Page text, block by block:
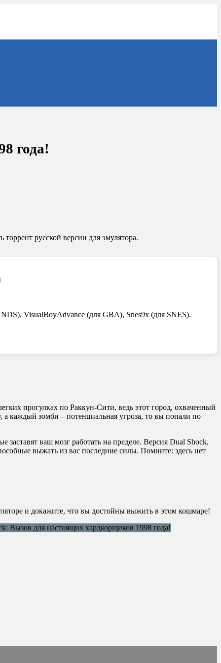
года!
русской версии для эмулятора.
VisualBoyAdvance (для GBA), Snes9x (для SNES).
прогулках по Раккун-Сити, ведь этот город, охваченный
каждый зомби – потенциальная угроза, то вы попали по
ваш мозг работать на пределе. Версия Dual Shock,
выжать из вас последние силы. Помните: здесь нет
и докажите, что вы достойны выжить в этом кошмаре!